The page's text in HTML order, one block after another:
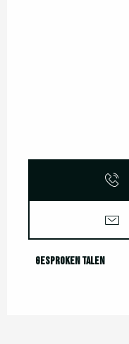
Gesproken talen
Gesproken talen